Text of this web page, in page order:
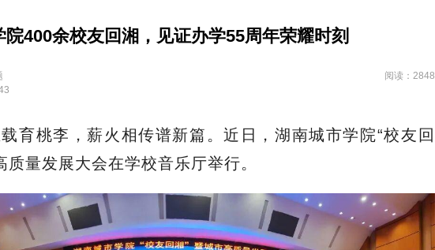
400余校友回湘，见证办学55周年荣耀时刻
阅读：2848
育桃李，薪火相传谱新篇。近日，湖南城市学院“校友回
质量发展大会在学校音乐厅举行。